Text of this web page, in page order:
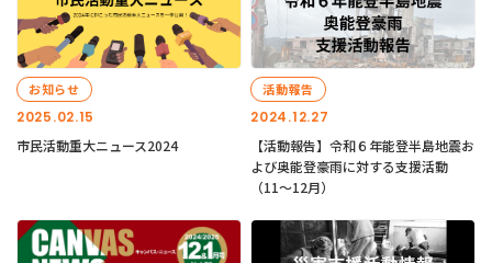
2025.02.15
お知らせ
市民活動重大ニュース2024
2024.12.27
活動報告
【活動報告】令和６年能登半島地震お
よび奥能登豪雨に対する支援活動
（11〜12月）